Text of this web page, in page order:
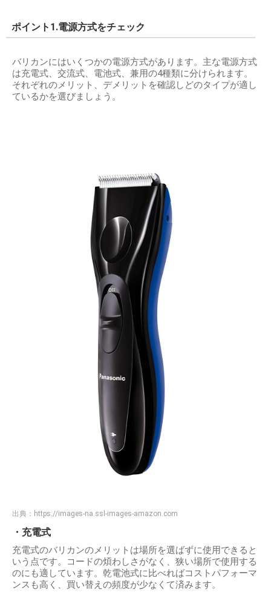
ポイント1.電源方式をチェック
バリカンにはいくつかの電源方式があります。主な電源方式
は充電式、交流式、電池式、兼用の4種類に分けられます。
それぞれのメリット、デメリットを確認しどのタイプが適し
ているかを選びましょう。
出典： https://images-na.ssl-images-amazon.com
・充電式
充電式のバリカンのメリットは場所を選ばずに使用できると
いう点です。コードの煩わしさがなく、狭い場所で使用する
のにも適しています。乾電池式に比べればコストパフォーマ
ンスも高く、買い替えの頻度が少なくて済みます。